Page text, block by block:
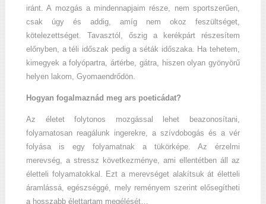
iránt. A mozgás a mindennapjaim része, nem sportszerűen,
csak úgy és addig, amíg nem okoz feszültséget,
kötelezettséget. Tavasztól, őszig a kerékpárt részesítem
előnyben, a téli időszak pedig a séták időszaka. Ha tehetem,
kimegyek a folyópartra, ártérbe, gátra, hiszen olyan gyönyörű
helyen lakom, Gyomaendrődön.
Hogyan fogalmaznád meg ars poeticádat?
Az életet folytonos mozgással lehet beazonosítani,
folyamatosan reagálunk ingerekre, a szívdobogás és a vér
folyása is egy folyamatnak a tükörképe. Az érzelmi
merevség, a stressz következménye, ami ellentétben áll az
életteli folyamatokkal. Ezt a merevséget alakítsuk át életteli
áramlássá, egészséggé, mely reményem szerint elősegítheti
a hosszabb élettartam megélését…